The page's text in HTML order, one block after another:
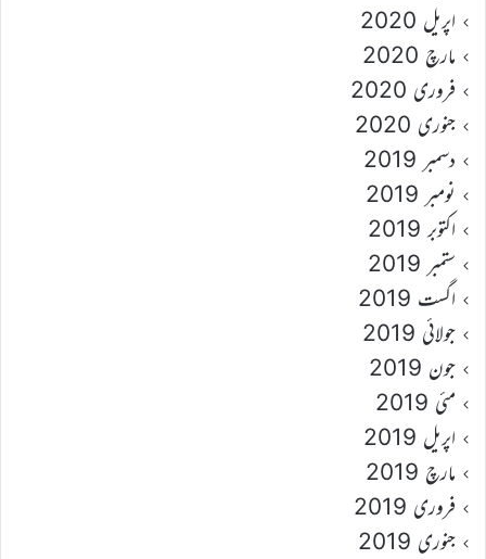
اپریل 2020
مارچ 2020
فروری 2020
جنوری 2020
دسمبر 2019
نومبر 2019
اکتوبر 2019
ستمبر 2019
اگست 2019
جولائی 2019
جون 2019
مئی 2019
اپریل 2019
مارچ 2019
فروری 2019
جنوری 2019